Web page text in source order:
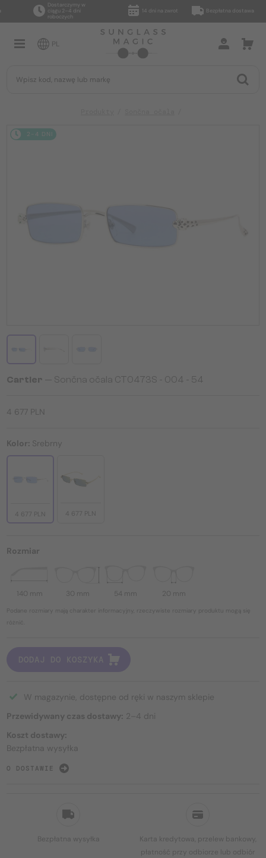
Dostarczymy w
ciągu 2–4 dni
roboczych
14 dni na zwrot Bezpłatna dostawa
PL
Bezpłatna wysyłka
Karta kredytowa, przelew bankowy,
płatność przy odbiorze lub odbiór
2-4 DNI
Cartier — Sončna očala CT0473S - 004 - 54
4 677 PLN
Kolor: Srebrny
4 677 PLN 4 677 PLN
Rozmiar
140 mm 30 mm 54 mm 20 mm
Podane rozmiary mają charakter informacyjny, rzeczywiste rozmiary produktu mogą się
różnić.
DODAJ DO KOSZYKA
W magazynie, dostępne od ręki w naszym sklepie
Przewidywany czas dostawy: 2–4 dni
Koszt dostawy:
Bezpłatna wysyłka
O DOSTAWIE